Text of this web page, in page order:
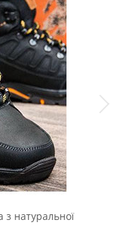
натуральної